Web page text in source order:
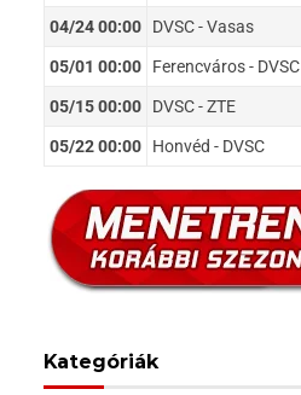
04/24 00:00 DVSC - Vasas
05/01 00:00 Ferencváros - DVSC
05/15 00:00 DVSC - ZTE
05/22 00:00 Honvéd - DVSC
Kategóriák